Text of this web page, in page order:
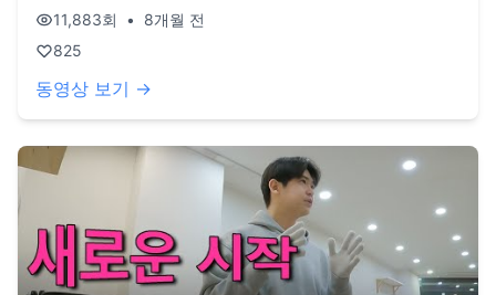
한국에 도착해서 부산항으로 넘어가는 과정도 같이 넣었습니
다. 현장에서는 이것저것 설명하려 했는데, 막상 가보니까 정
신없어서 생각보다 담긴 말이 적더라고요. 대신 있는 그대로의
합니다. (현재 올라가는 영상들은 약 1년전 영상인 점 참고부탁
드립니다) / BGM. artlist.io
11,883회 •
8개월 전
825
동영상 보기 →